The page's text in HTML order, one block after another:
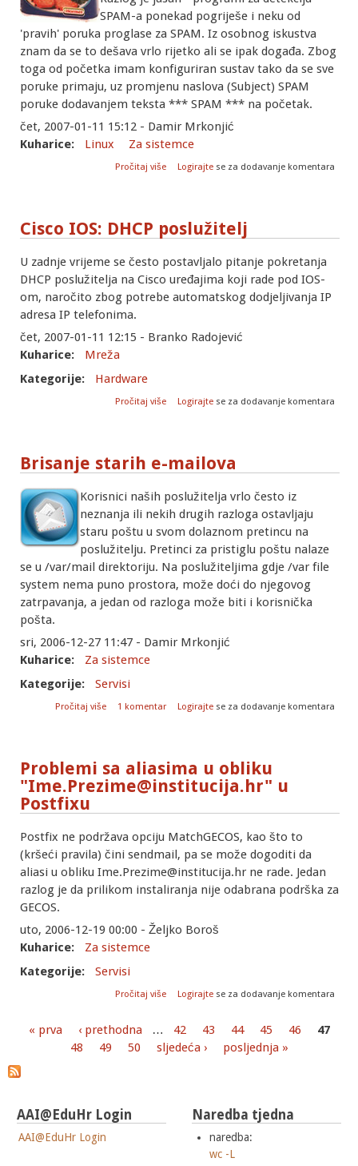
SPAM-a ponekad pogriješe i neku od
'pravih' poruka proglase za SPAM. Iz osobnog iskustva
znam da se to dešava vrlo rijetko ali se ipak događa. Zbog
toga od početka imam konfiguriran sustav tako da se sve
poruke primaju, uz promjenu naslova (Subject) SPAM
poruke dodavanjem teksta *** SPAM *** na početak.
čet, 2007-01-11 15:12 - Damir Mrkonjić
Kuharice:
Linux Za sistemce
Pročitaj više
o Označavanje SPAM pošte umjesto
Logirajte se za dodavanje komentara
Cisco IOS: DHCP poslužitelj
U zadnje vrijeme se često postavljalo pitanje pokretanja
DHCP poslužitelja na Cisco uređajima koji rade pod IOS-
om, naročito zbog potrebe automatskog dodjeljivanja IP
adresa IP telefonima.
čet, 2007-01-11 12:15 - Branko Radojević
Kuharice:
Mreža
Kategorije:
Hardware
Pročitaj više o Cisco IOS: DHCP poslužitelj
Logirajte se za dodavanje komentara
Brisanje starih e-mailova
Korisnici naših poslužitelja vrlo često iz
neznanja ili nekih drugih razloga ostavljaju
staru poštu u svom dolaznom pretincu na
poslužitelju. Pretinci za pristiglu poštu nalaze
se u /var/mail direktoriju. Na poslužiteljima gdje /var file
system nema puno prostora, može doći do njegovog
zatrpavanja, a jedan od razloga može biti i korisnička
pošta.
sri, 2006-12-27 11:47 - Damir Mrkonjić
Kuharice:
Za sistemce
Kategorije:
Servisi
Pročitaj više o Brisanje starih e-mailova
1 komentar Logirajte se za dodavanje komentara
Problemi sa aliasima u obliku
"Ime.Prezime@institucija.hr" u
Postfixu
Postfix ne podržava opciju MatchGECOS, kao što to
(kršeći pravila) čini sendmail, pa se može dogoditi da
aliasi u obliku Ime.Prezime@institucija.hr ne rade. Jedan
razlog je da prilikom instaliranja nije odabrana podrška za
GECOS.
uto, 2006-12-19 00:00 - Željko Boroš
Kuharice:
Za sistemce
Kategorije:
Servisi
Pročitaj više
o Problemi sa aliasima u obliku
Logirajte se za dodavanje komentara
Stranice
« prva ‹ prethodna … 42 43 44 45 46
47
48
49 50 sljedeća › posljednja »
AAI@EduHr Login
AAI@EduHr Login
Naredba tjedna
naredba:
wc -L